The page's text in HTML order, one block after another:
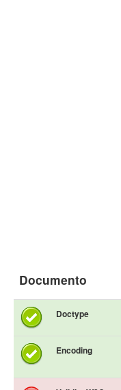
Documento
Doctype
Encoding